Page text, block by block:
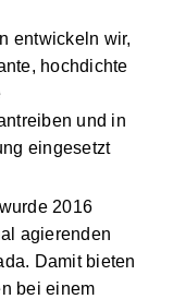
entwickeln wir,
hochdichte
und in
eingesetzt
2016
agierenden
Damit bieten
bei einem